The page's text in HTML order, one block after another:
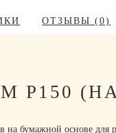
ОТЗЫВЫ (0)
P150
на бумажной основе